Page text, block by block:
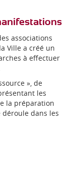
associations
Ville a créé un
à effectuer
», de
les
la préparation
déroule dans les